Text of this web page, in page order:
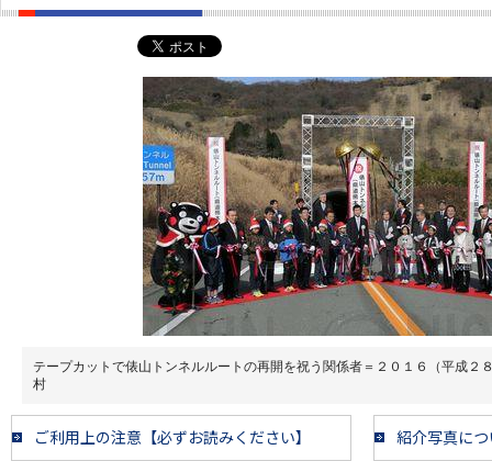
テープカットで俵山トンネルルートの再開を祝う関係者＝２０１６（平成２
村
ご利用上の注意【必ずお読みください】 紹介写真に